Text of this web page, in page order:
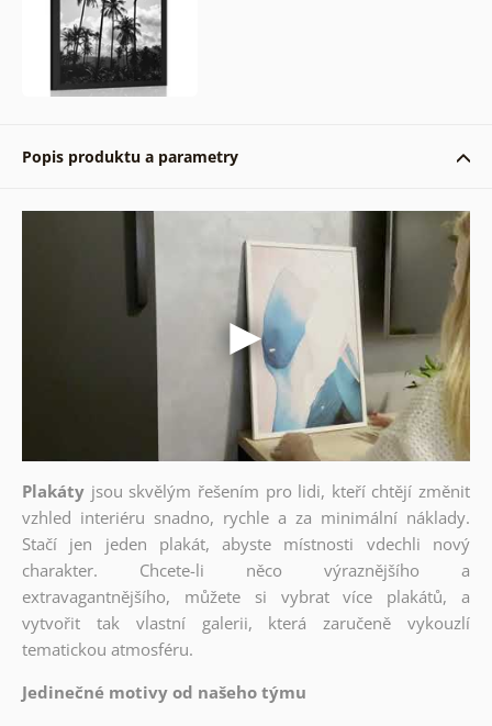
Popis produktu a parametry
Plakáty jsou skvělým řešením pro lidi, kteří chtějí změnit
vzhled interiéru snadno, rychle a za minimální náklady.
Stačí jen jeden plakát, abyste místnosti vdechli nový
charakter. Chcete-li něco výraznějšího a
extravagantnějšího, můžete si vybrat více plakátů, a
vytvořit tak vlastní galerii, která zaručeně vykouzlí
tematickou atmosféru.
Jedinečné motivy od našeho týmu